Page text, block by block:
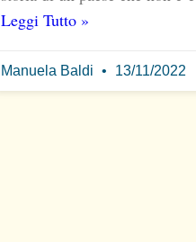
Leggi Tutto »
Manuela Baldi 13/11/2022